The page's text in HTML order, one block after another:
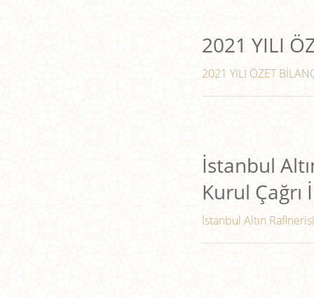
2021 YILI
2021 YILI ÖZET
İstanbul
Kurul Çağrı
İstanbul Altın